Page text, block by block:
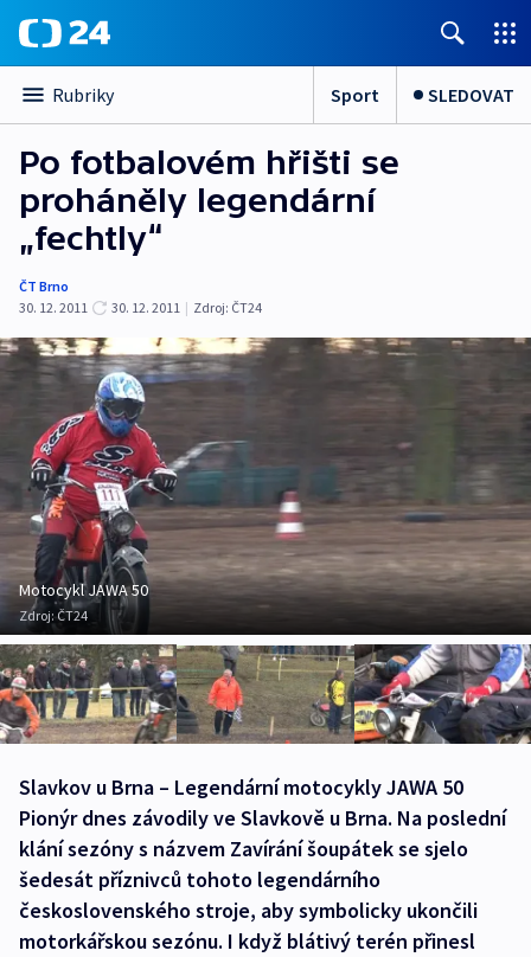
Rubriky Sport SLEDOVAT
Po fotbalovém hřišti se
proháněly legendární
„fechtly“
ČT Brno
30. 12. 2011
30. 12. 2011 | Zdroj: ČT24
Motocykl JAWA 50
Zdroj:ČT24
Slavkov u Brna – Legendární motocykly JAWA 50
Pionýr dnes závodily ve Slavkově u Brna. Na poslední
klání sezóny s názvem Zavírání šoupátek se sjelo
šedesát příznivců tohoto legendárního
československého stroje, aby symbolicky ukončili
motorkářskou sezónu. I když blátivý terén přinesl